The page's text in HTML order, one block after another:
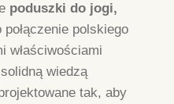
poduszki do jogi,
połączenie polskiego
właściwościami
wiedzą
tak, aby